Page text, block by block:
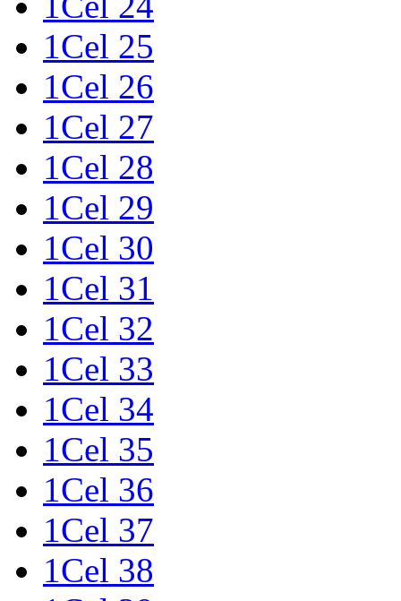
1Cel 25
1Cel 26
1Cel 27
1Cel 28
1Cel 29
1Cel 30
1Cel 31
1Cel 32
1Cel 33
1Cel 34
1Cel 35
1Cel 36
1Cel 37
1Cel 38